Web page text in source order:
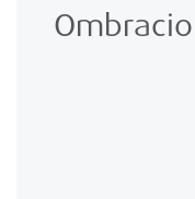
Ombracio